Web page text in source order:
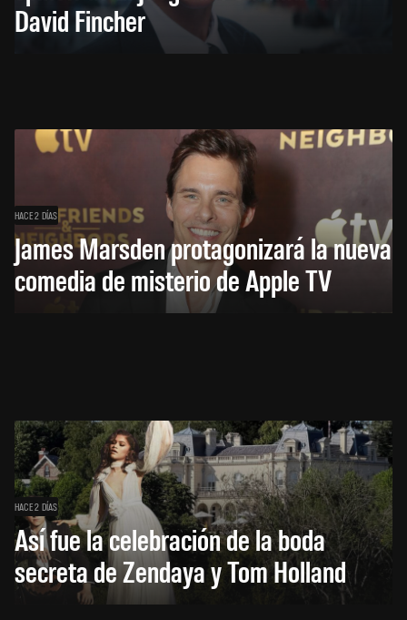
David Fincher
HACE 2 DÍAS
James Marsden protagonizará la nueva
comedia de misterio de Apple TV
HACE 2 DÍAS
Así fue la celebración de la boda
secreta de Zendaya y Tom Holland